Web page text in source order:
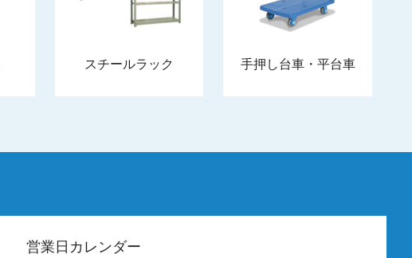
スチールラック 手押し台車・平台車
営業日カレンダー